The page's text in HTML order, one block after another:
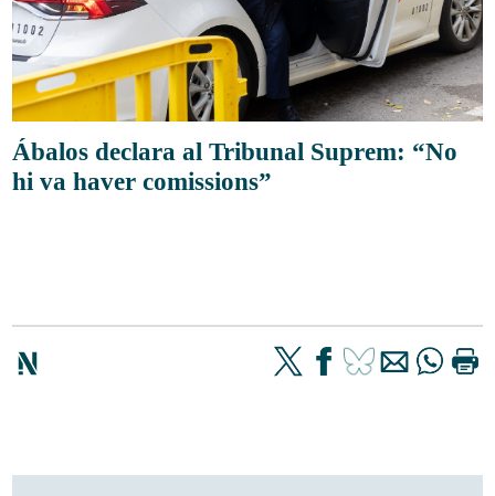
Ábalos declara al Tribunal Suprem: “No
hi va haver comissions”